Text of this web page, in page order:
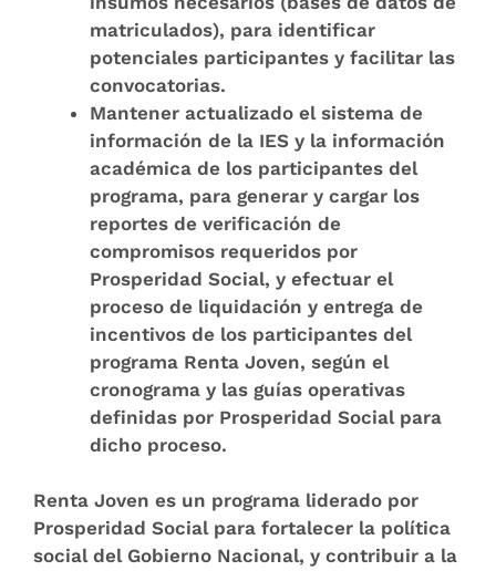
matriculados), para identificar
potenciales participantes y facilitar las
convocatorias.
Mantener actualizado el sistema de
información de la IES y la información
académica de los participantes del
programa, para generar y cargar los
reportes de verificación de
compromisos requeridos por
Prosperidad Social, y efectuar el
proceso de liquidación y entrega de
incentivos de los participantes del
programa Renta Joven, según el
cronograma y las guías operativas
definidas por Prosperidad Social para
dicho proceso.
Renta Joven es un programa liderado por
Prosperidad Socialpara fortalecer la política
social del Gobierno Nacional, y contribuir a la